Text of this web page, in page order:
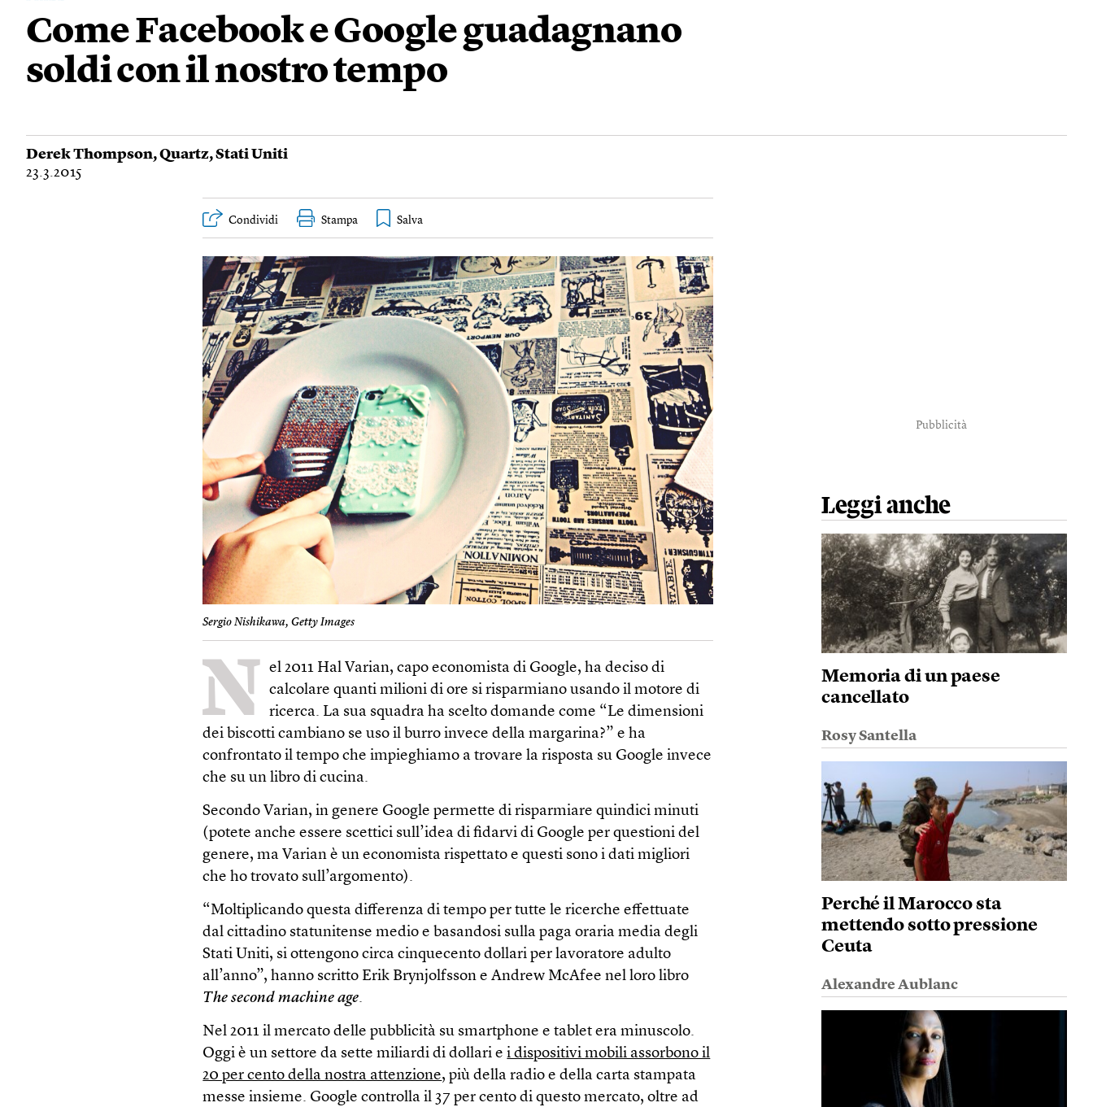
Come Facebook e Google guadagnano
soldi con il nostro tempo
Derek Thompson,Quartz,Stati Uniti
23.3.2015
Condividi Stampa
Sergio Nishikawa, Getty Images
N el 2011 Hal Varian, capo economista di Google, ha deciso di
calcolare quanti milioni di ore si risparmiano usando il motore di
ricerca. La sua squadra ha scelto domande come “Le dimensioni
dei biscotti cambiano se uso il burro invece della margarina?” e ha
confrontato il tempo che impieghiamo a trovare la risposta su Google invece
che su un libro di cucina.
Secondo Varian, in genere Google permette di risparmiare quindici minuti
(potete anche essere scettici sull’idea di fidarvi di Google per questioni del
genere, ma Varian è un economista rispettato e questi sono i dati migliori
che ho trovato sull’argomento).
“Moltiplicando questa differenza di tempo per tutte le ricerche effettuate
dal cittadino statunitense medio e basandosi sulla paga oraria media degli
Stati Uniti, si ottengono circa cinquecento dollari per lavoratore adulto
all’anno”, hanno scritto Erik Brynjolfsson e Andrew McAfee nel loro libro
The second machine age.
Nel 2011 il mercato delle pubblicità su smartphone e tablet era minuscolo.
Oggi è un settore da sette miliardi di dollari ei dispositivi mobili assorbono il
20 per cento della nostra attenzione, più della radio e della carta stampata
messe insieme. Google controlla il 37 per cento di questo mercato, oltre ad
Pubblicità
Leggi anche
Memoria di un paese
cancellato
Rosy Santella
Perché il Marocco sta
mettendo sotto pressione
Ceuta
Alexandre Aublanc